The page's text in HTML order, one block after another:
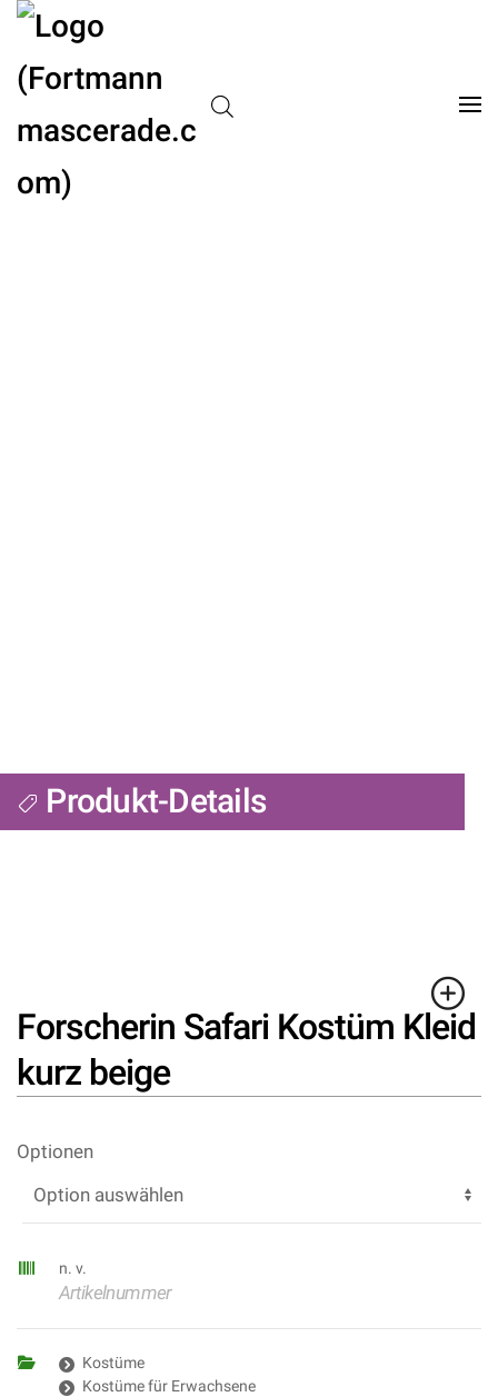
Produkt-Details
Forscherin Safari Kostüm Kleid
kurz beige
Optionen
n. v.
Artikelnummer
Kostüme
Kostüme für Erwachsene